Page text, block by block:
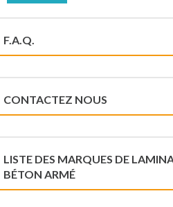
F.A.Q.
CONTACTEZ NOUS
LISTE DES MARQUES DE
BÉTON ARMÉ